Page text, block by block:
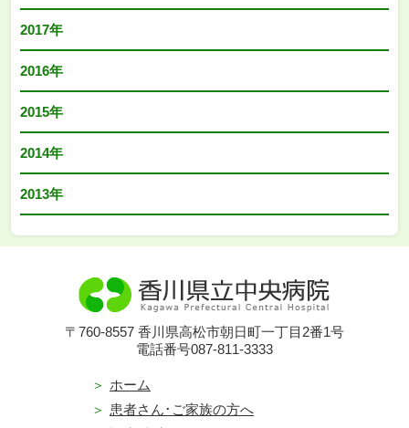
2017年
2016年
2015年
2014年
2013年
〒760-8557 香川県高松市朝日町一丁目2番1号
電話番号087-811-3333
ホーム
患者さん･ご家族の方へ